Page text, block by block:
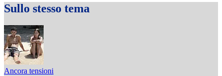
Sullo stesso tema
Ancora tensioni